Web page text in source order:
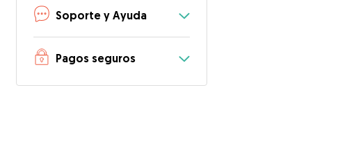
Soporte y Ayuda
Pagos seguros